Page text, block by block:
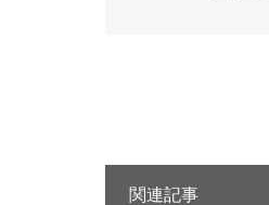
関連記事